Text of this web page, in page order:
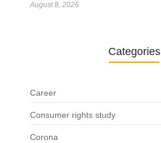
August 8, 2026
Categories
Career
Consumer rights study
Corona